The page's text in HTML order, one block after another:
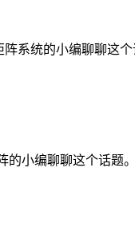
系统的小编聊聊这
的小编聊聊这个话题